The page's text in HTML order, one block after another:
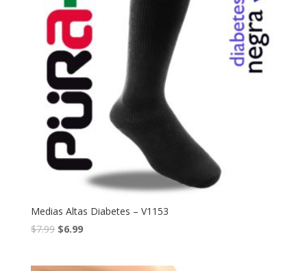
Medias Altas Diabetes – V1153
$7.99 $6.99